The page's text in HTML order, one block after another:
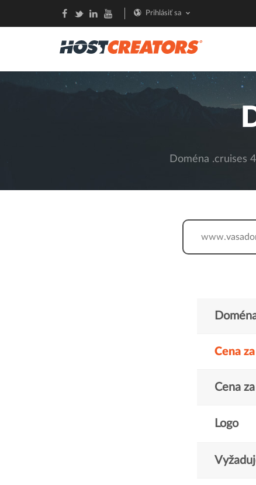
Prihlásiť sa
Doména .cruises
www.
Cena
Cena
Logo